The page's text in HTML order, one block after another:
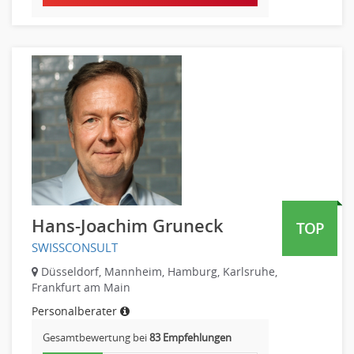
Firmenkundengeschäft
Investment-Banking
Kreditanalyse
Banken, Finanzdienstleister und Versicherungen Leitung,
Teamleitung
Mergers & Acquisitions
Privatkundengeschäft
Versicherung: Sachbearbeitung
Ausbilder
Erzieher
TOP
Hans-Joachim Gruneck
SWISSCONSULT
Düsseldorf, Mannheim, Hamburg, Karlsruhe,
Frankfurt am Main
Personalberater
Gesamtbewertung bei83 Empfehlungen